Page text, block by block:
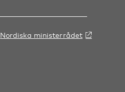
Nordiska ministerrådet